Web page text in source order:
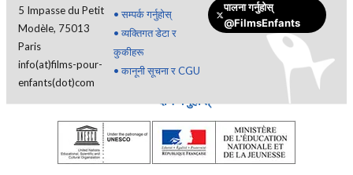
5 Impasse du Petit
Modèle, 75013
Paris
info(at)films-pour-
enfants(dot)com
•सम्पर्क गर्नुहोस्
•व्यक्तिगत डेटा र
कुकीहरू
•कानूनी सूचना र CGU
पालना गर्नुहोस्
@FilmsEnfants